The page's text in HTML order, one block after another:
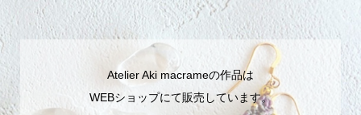
Atelier Aki macrameの作品は
WEBショップにて販売しています。